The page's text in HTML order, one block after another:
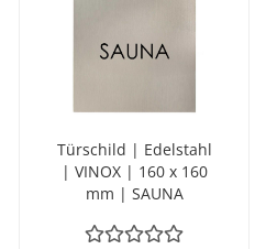
Tür­schild | Edel­stahl
| VINOX | 160 x 160
mm | SAUNA